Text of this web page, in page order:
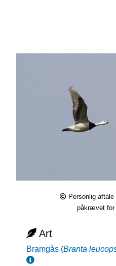
Personlig
påkrævet for
Art
Bramgås (Branta